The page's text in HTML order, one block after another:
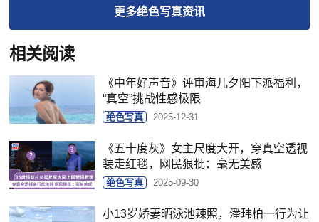
更多绝色写真资讯
相关阅读
《中年好声音》评审海儿夕阳下派福利，
“真空”挑战性感极限
绝色写真 2025-12-31
《五十度灰》女主尺度大开，穿真空透视
装走红毯，网民狠批：毫无美感
绝色写真 2025-09-30
小13岁娇妻晒泳池辣照，潘玮柏一行为让